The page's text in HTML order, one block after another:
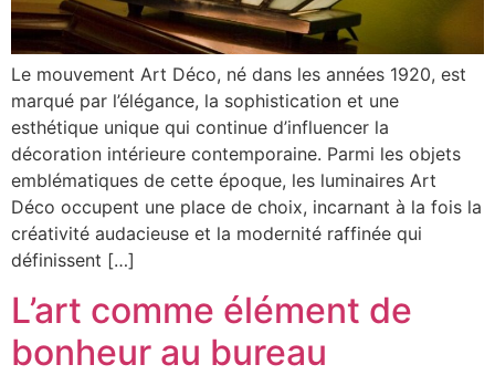
Le mouvement Art Déco, né dans les années 1920, est
marqué par l’élégance, la sophistication et une
esthétique unique qui continue d’influencer la
décoration intérieure contemporaine. Parmi les objets
emblématiques de cette époque, les luminaires Art
Déco occupent une place de choix, incarnant à la fois la
créativité audacieuse et la modernité raffinée qui
définissent […]
L’art comme élément de
bonheur au bureau